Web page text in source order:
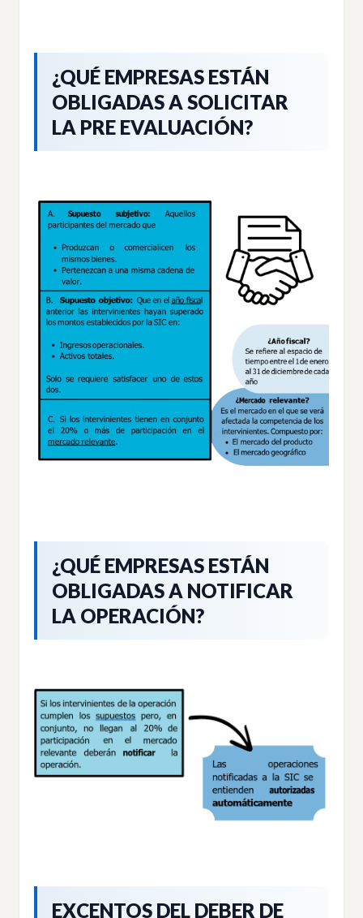
¿QUÉ EMPRESAS ESTÁN
OBLIGADAS A SOLICITAR
LA PRE EVALUACIÓN?
¿QUÉ EMPRESAS ESTÁN
OBLIGADAS A NOTIFICAR
LA OPERACIÓN?
EXCENTOS DEL DEBER DE